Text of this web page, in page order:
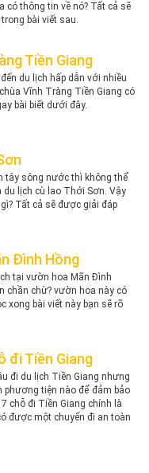
có thông tin về nó? Tất cả sẽ
bài viết sau.
Tiền Giang
du lịch hấp dẫn với nhiều
Vĩnh Tràng Tiền Giang có
bài biết dưới đây.
tây sông nước thì không thể
du lịch cù lao Thới Sơn. Vậy
Tất cả sẽ được giải đáp
Đình Hồng
tại vườn hoa Mãn Đình
chần chừ? vườn hoa này có
xong bài viết này bạn sẽ rõ
đi Tiền Giang
đi du lịch Tiền Giang nhưng
phương tiện nào để đảm bảo
chỗ đi Tiền Giang chính là
được một chuyến đi an toàn